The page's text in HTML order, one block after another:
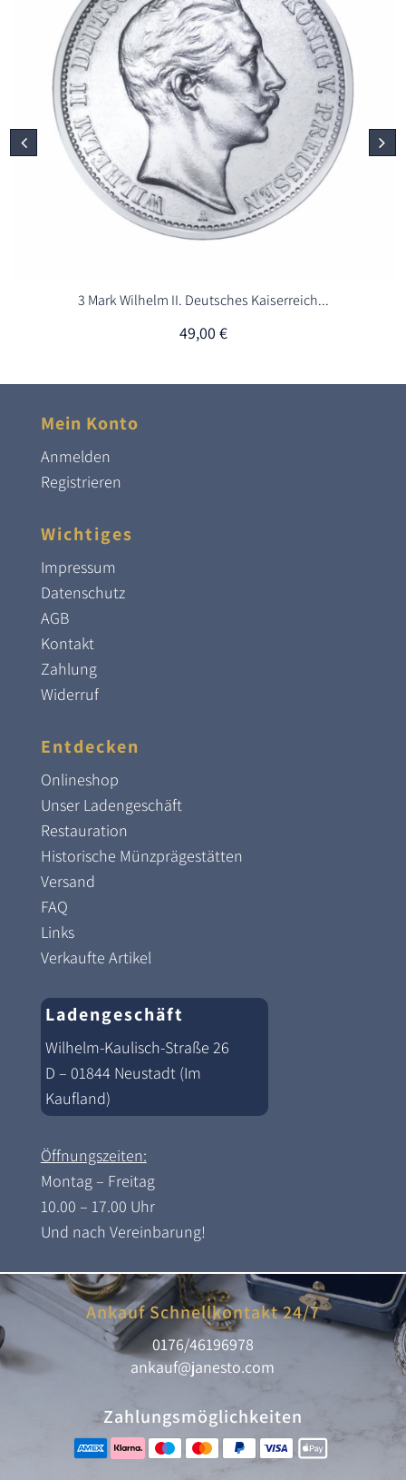
3 Mark Wilhelm II. Deutsches Kaiserreich...
49,00 €
Mein Konto
Anmelden
Registrieren
Wichtiges
Impressum
Datenschutz
AGB
Kontakt
Zahlung
Widerruf
Entdecken
Onlineshop
Unser Ladengeschäft
Restauration
Historische Münzprägestätten
Versand
FAQ
Links
Verkaufte Artikel
Ladengeschäft
Wilhelm-Kaulisch-Straße 26
D – 01844 Neustadt (Im
Kaufland)
Öffnungszeiten:
Montag – Freitag
10.00 – 17.00 Uhr
Und nach Vereinbarung!
Ankauf Schnellkontakt 24/7
0176/46196978
ankauf@janesto.com
Zahlungsmöglichkeiten